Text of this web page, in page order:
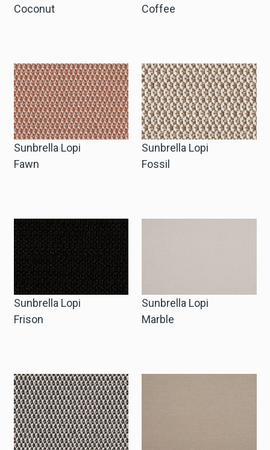
Coconut
Coffee
Sunbrella Lopi
Fawn
Sunbrella Lopi
Fossil
Sunbrella Lopi
Frison
Sunbrella Lopi
Marble